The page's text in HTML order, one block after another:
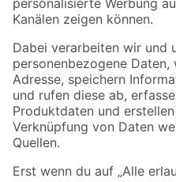
Folge uns
Zahlungsarten
Sicher einkaufen